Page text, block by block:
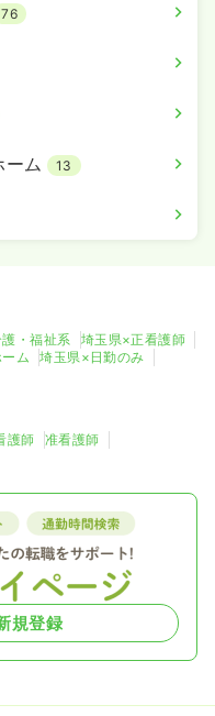
76
ーム 13
・福祉系
埼玉県×正看護師
ム 埼玉県×日勤のみ
護師
准看護師
規登録